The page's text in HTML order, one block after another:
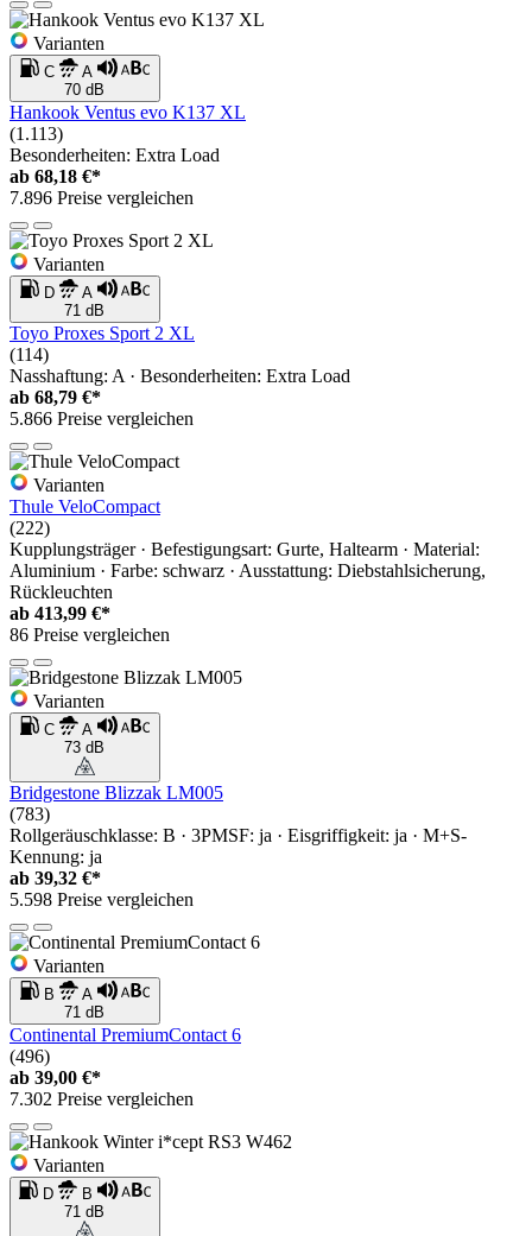
Varianten
C
A
70 dB
Hankook Ventus evo K137 XL
(1.113)
Besonderheiten: Extra Load
ab 68,18 €*
7.896 Preise vergleichen
Varianten
D
A
71 dB
Toyo Proxes Sport 2 XL
(114)
Nasshaftung: A · Besonderheiten: Extra Load
ab 68,79 €*
5.866 Preise vergleichen
Varianten
Thule VeloCompact
(222)
Kupplungsträger · Befestigungsart: Gurte, Haltearm · Material:
Aluminium · Farbe: schwarz · Ausstattung: Diebstahlsicherung,
Rückleuchten
ab 413,99 €*
86 Preise vergleichen
Varianten
C
A
73 dB
Bridgestone Blizzak LM005
(783)
Rollgeräuschklasse: B · 3PMSF: ja · Eisgriffigkeit: ja · M+S-
Kennung: ja
ab 39,32 €*
5.598 Preise vergleichen
Varianten
B
A
71 dB
Continental PremiumContact 6
(496)
ab 39,00 €*
7.302 Preise vergleichen
Varianten
D
B
71 dB